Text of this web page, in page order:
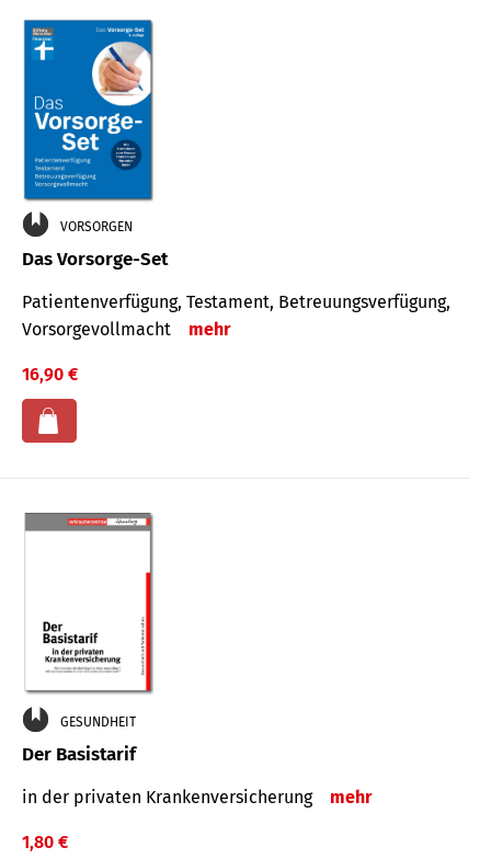
VORSORGEN
Das Vorsorge-Set
Patienten­ver­fügung, Testa­ment, Be­treuungs­verfü­gung,
Vor­sorge­voll­macht
mehr
16,90 €
GESUNDHEIT
Der Basistarif
in der privaten Kran­ken­ver­siche­rung mehr
1,80 €